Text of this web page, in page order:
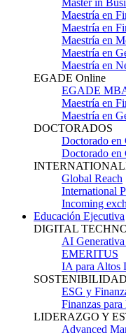
Master in
Maestría en
Maestría en
Maestría en
Maestría en
Maestría en
EGADE Online
EGADE
Maestría en
Maestría en
DOCTORADOS
Doctorado en
Doctorado en
Global Reach
International
Incoming
Educación Ejecutiva
DIGITAL
AI
EMERITUS
IA para Altos
SOSTENIBILIDAD
ESG y
Finanzas
LIDERAZGO Y
Advanced